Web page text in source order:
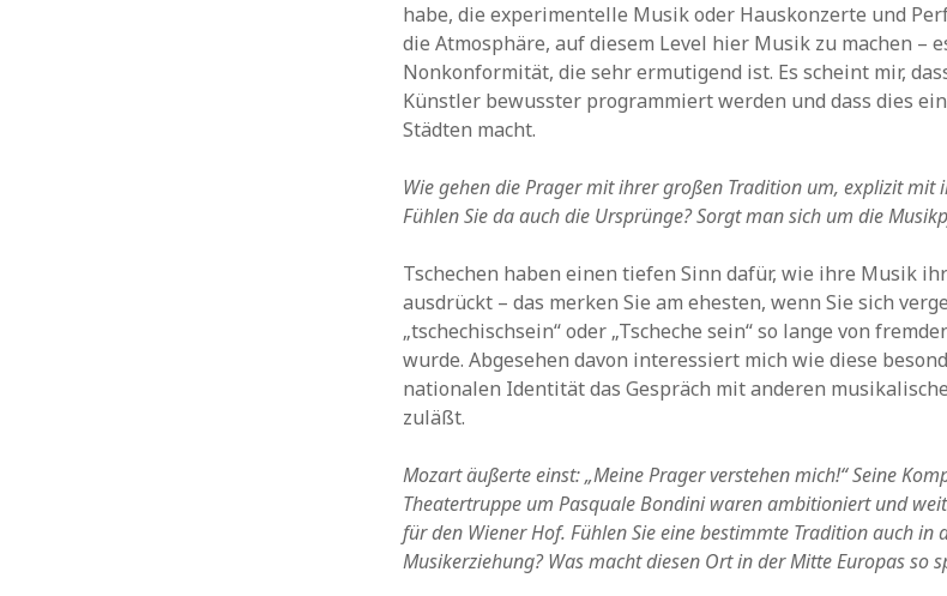
habe, die experimentelle Musik oder Hauskonzerte und
die Atmosphäre, auf diesem Level hier Musik zu machen –
Nonkonformität, die sehr ermutigend ist. Es scheint mir,
Künstler bewusster programmiert werden und dass dies
Städten macht.
Wie gehen die Prager mit ihrer großen Tradition um, explizit mit
Fühlen Sie da auch die Ursprünge? Sorgt man sich um die
Tschechen haben einen tiefen Sinn dafür, wie ihre Musik
ausdrückt – das merken Sie am ehesten, wenn Sie sich
„tschechischsein“ oder „Tscheche sein“ so lange von
wurde. Abgesehen davon interessiert mich wie diese
nationalen Identität das Gespräch mit anderen
zuläßt.
Mozart äußerte einst: „Meine Prager verstehen mich!“ Seine
Theatertruppe um Pasquale Bondini waren ambitioniert und
für den Wiener Hof. Fühlen Sie eine bestimmte Tradition auch in
Musikerziehung? Was macht diesen Ort in der Mitte Europas so